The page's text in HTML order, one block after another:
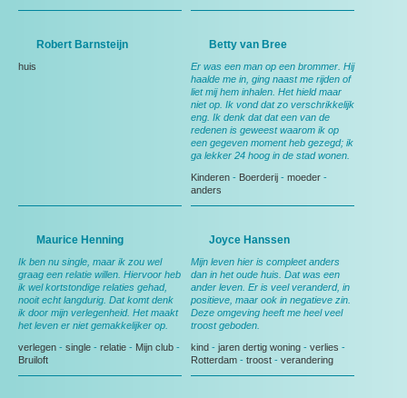
Robert Barnsteijn
huis
Betty van Bree
Er was een man op een brommer. Hij
haalde me in, ging naast me rijden of
liet mij hem inhalen. Het hield maar
niet op. Ik vond dat zo verschrikkelijk
eng. Ik denk dat dat een van de
redenen is geweest waarom ik op
een gegeven moment heb gezegd; ik
ga lekker 24 hoog in de stad wonen.
Kinderen - Boerderij - moeder -
anders
Maurice Henning
Ik ben nu single, maar ik zou wel
graag een relatie willen. Hiervoor heb
ik wel kortstondige relaties gehad,
nooit echt langdurig. Dat komt denk
ik door mijn verlegenheid. Het maakt
het leven er niet gemakkelijker op.
verlegen - single - relatie - Mijn club -
Bruiloft
Joyce Hanssen
Mijn leven hier is compleet anders
dan in het oude huis. Dat was een
ander leven. Er is veel veranderd, in
positieve, maar ook in negatieve zin.
Deze omgeving heeft me heel veel
troost geboden.
kind - jaren dertig woning - verlies -
Rotterdam - troost - verandering